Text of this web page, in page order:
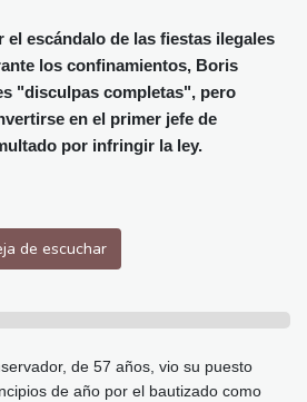
Murcia
34 °C
Canaria
29 °C
Buenos Aires
6 °C
Managua
22 °C
escándalo de las fiestas ilegales
los confinamientos, Boris
"disculpas completas", pero
en el primer jefe de
por infringir la ley.
de escuchar
de 57 años, vio su puesto
de año por el bautizado como